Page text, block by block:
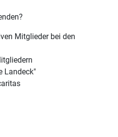
Mitglieder bei den
Landeck"